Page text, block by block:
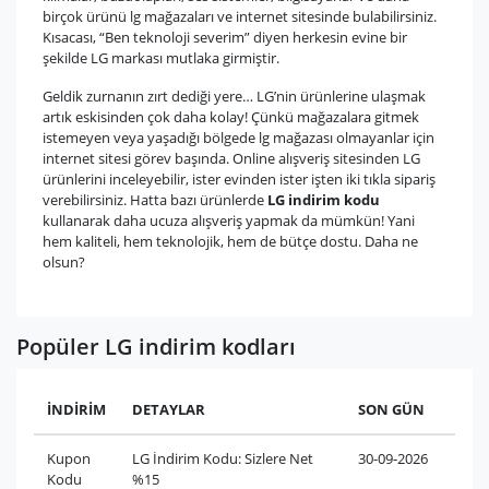
birçok ürünü lg mağazaları ve internet sitesinde bulabilirsiniz.
Kısacası, “Ben teknoloji severim” diyen herkesin evine bir
şekilde LG markası mutlaka girmiştir.
Geldik zurnanın zırt dediği yere… LG’nin ürünlerine ulaşmak
artık eskisinden çok daha kolay! Çünkü mağazalara gitmek
istemeyen veya yaşadığı bölgede lg mağazası olmayanlar için
internet sitesi görev başında. Online alışveriş sitesinden LG
ürünlerini inceleyebilir, ister evinden ister işten iki tıkla sipariş
verebilirsiniz. Hatta bazı ürünlerde LG indirim kodu
kullanarak daha ucuza alışveriş yapmak da mümkün! Yani
hem kaliteli, hem teknolojik, hem de bütçe dostu. Daha ne
olsun?
Popüler LG indirim kodları
İNDİRİM DETAYLAR SON GÜN
Kupon
Kodu
LG İndirim Kodu: Sizlere Net
%15
30-09-2026